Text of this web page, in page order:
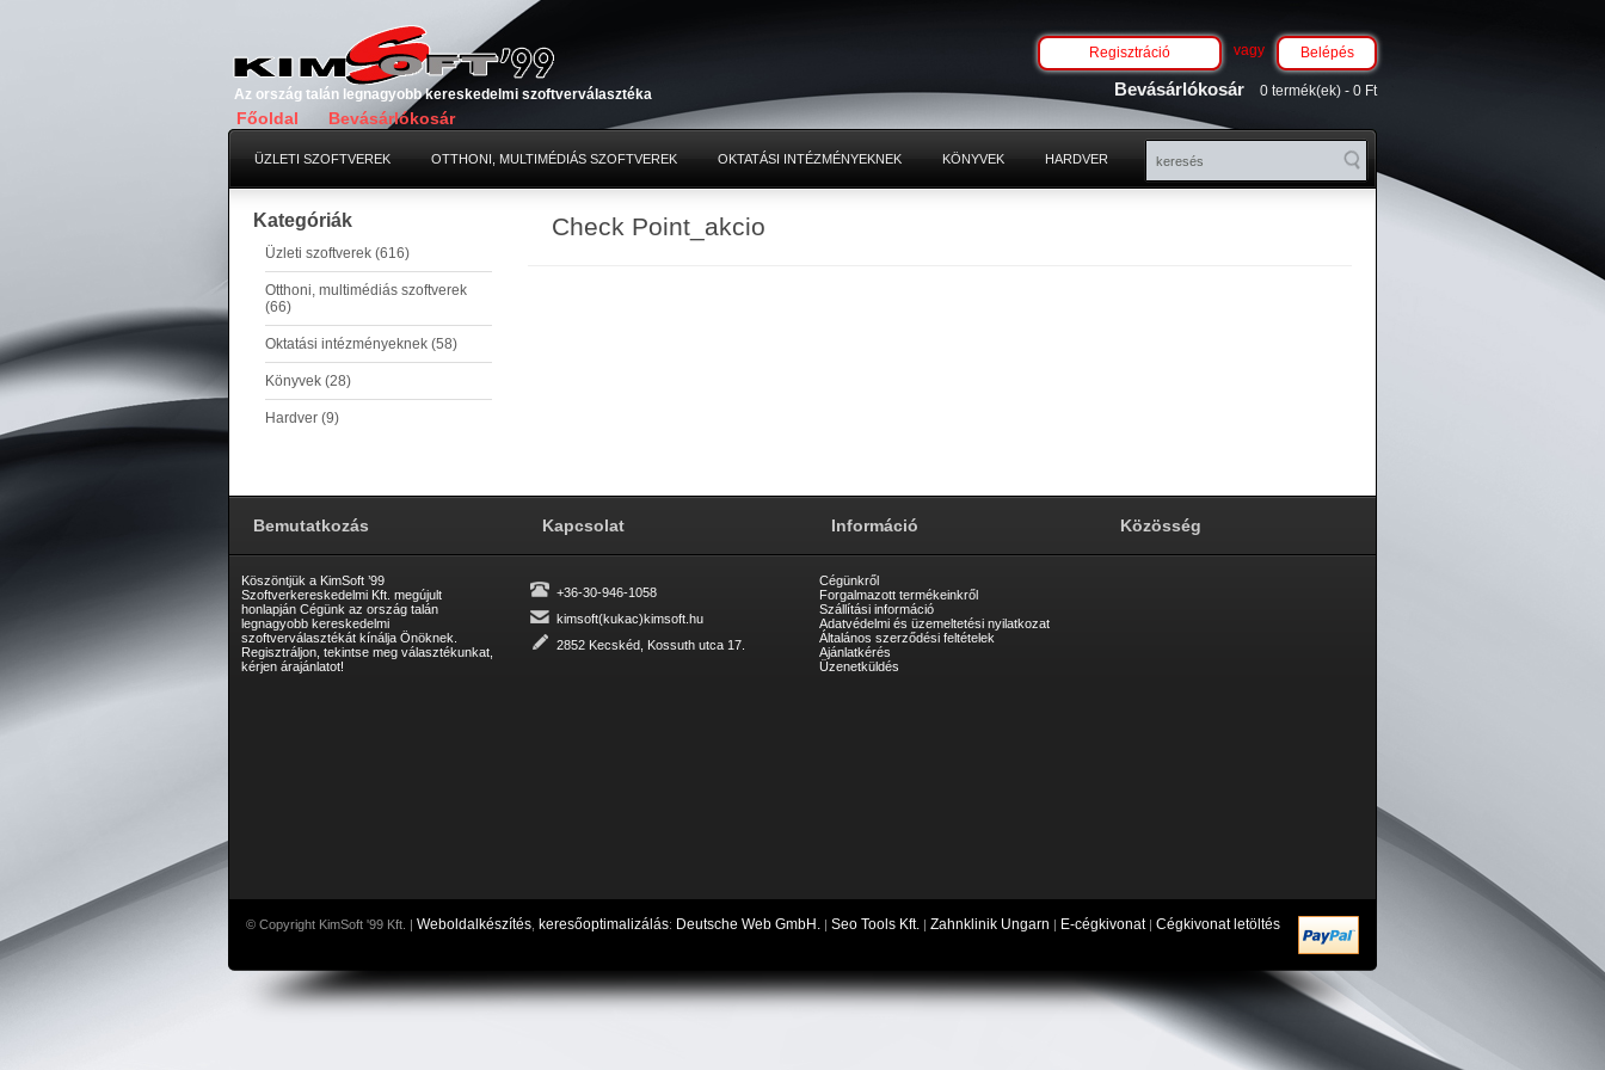
Főoldal Bevásárlókosár
Az ország talán legnagyobb kereskedelmi szoftverválasztéka Bevásárlókosár 0 termék(ek) - 0 Ft
Belépés
vagy
Regisztráció
ÜZLETI SZOFTVEREK OTTHONI, MULTIMÉDIÁS SZOFTVEREK OKTATÁSI INTÉZMÉNYEKNEK KÖNYVEK HARDVER
Kategóriák
Üzleti szoftverek (616)
Otthoni, multimédiás szoftverek
(66)
Oktatási intézményeknek (58)
Könyvek (28)
Hardver (9)
Check Point_akcio
Bemutatkozás
Köszöntjük a KimSoft ’99
Szoftverkereskedelmi Kft. megújult
honlapján Cégünk az ország talán
legnagyobb kereskedelmi
szoftverválasztékát kínálja Önöknek.
Regisztráljon, tekintse meg választékunkat,
kérjen árajánlatot!
Kapcsolat
+36-30-946-1058
kimsoft(kukac)kimsoft.hu
2852 Kecskéd, Kossuth utca 17.
Információ
Cégünkről
Forgalmazott termékeinkről
Szállítási információ
Adatvédelmi és üzemeltetési nyilatkozat
Általános szerződési feltételek
Ajánlatkérés
Üzenetküldés
Közösség
© Copyright KimSoft '99 Kft. | Weboldalkészítés keresőoptimalizálás: Deutsche Web GmbH. | Seo Tools Kft. | Zahnklinik Ungarn | E-cégkivonat| Cégkivonat letöltés